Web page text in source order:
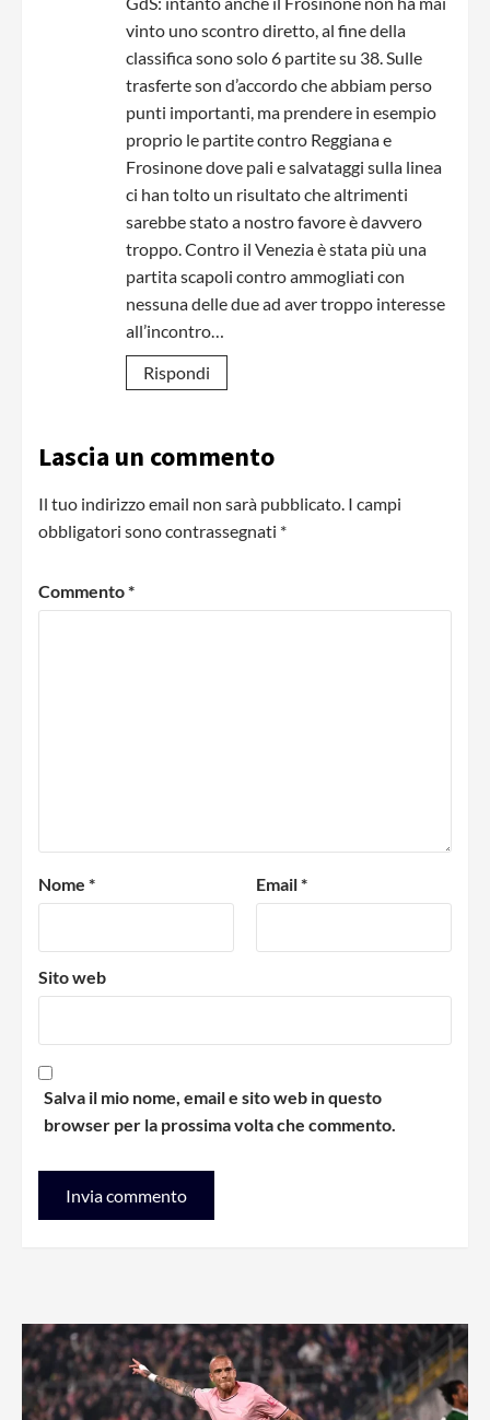
vinto uno scontro diretto, al fine della
classifica sono solo 6 partite su 38. Sulle
trasferte son d’accordo che abbiam perso
punti importanti, ma prendere in esempio
proprio le partite contro Reggiana e
Frosinone dove pali e salvataggi sulla linea
ci han tolto un risultato che altrimenti
sarebbe stato a nostro favore è davvero
troppo. Contro il Venezia è stata più una
partita scapoli contro ammogliati con
nessuna delle due ad aver troppo interesse
all’incontro…
Rispondi
Lascia un commento
Il tuo indirizzo email non sarà pubblicato. I campi
obbligatori sono contrassegnati *
Commento*
Nome * Email*
Sito web
Salva il mio nome, email e sito web in questo
browser per la prossima volta che commento.